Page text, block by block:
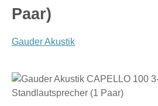
Paar)
Gauder Akustik
Bildergalerie überspringen